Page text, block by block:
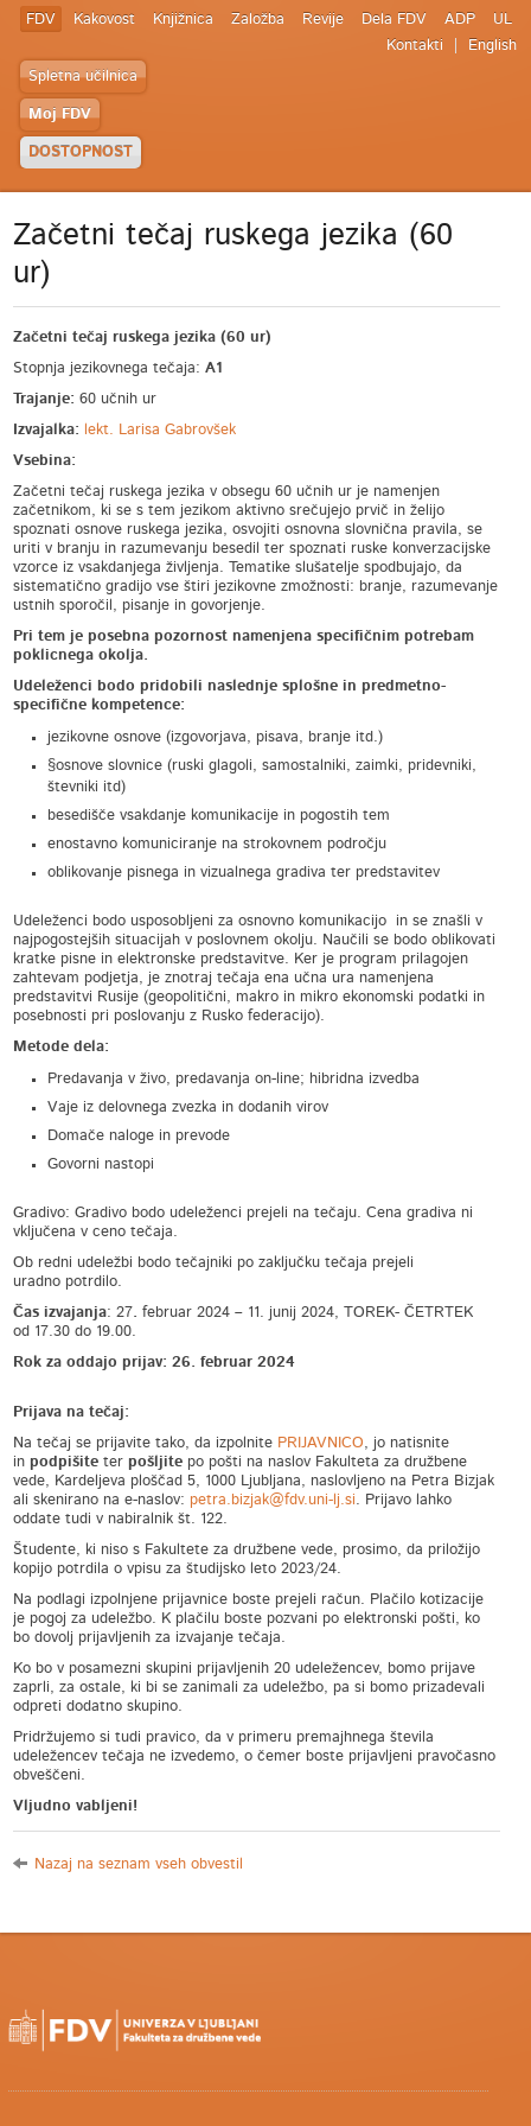
FDV Kakovost Knjižnica Založba Revije Dela FDV ADP
UL
Kontakti
English
Spletna učilnica
Moj FDV
DOSTOPNOST
Začetni tečaj ruskega jezika (60
ur)
Začetni tečaj ruskega jezika (60 ur)
Stopnja jezikovnega tečaja:A1
Trajanje: 60 učnih ur
Izvajalka:
lekt. Larisa Gabrovšek
Vsebina:
Začetni tečaj ruskega jezika v obsegu 60 učnih ur je namenjen
začetnikom, ki se s tem jezikom aktivno srečujejo prvič in želijo
spoznati osnove ruskega jezika, osvojiti osnovna slovnična pravila, se
uriti v branju in razumevanju besedil ter spoznati ruske konverzacijske
vzorce iz vsakdanjega življenja. Tematike slušatelje spodbujajo, da
sistematično gradijo vse štiri jezikovne zmožnosti: branje, razumevanje
ustnih sporočil, pisanje in govorjenje.
Pri tem je posebna pozornost namenjena specifičnim potrebam
poklicnega okolja.
Udeleženci bodo pridobili naslednje splošne in predmetno-
specifične kompetence:
jezikovne osnove (izgovorjava, pisava, branje itd.)
§osnove slovnice (ruski glagoli, samostalniki, zaimki, pridevniki,
števniki itd)
besedišče vsakdanje komunikacije in pogostih tem
enostavno komuniciranje na strokovnem področju
oblikovanje pisnega in vizualnega gradiva ter predstavitev
Udeleženci bodo usposobljeni za osnovno komunikacijo in se znašli v
najpogostejših situacijah v poslovnem okolju. Naučili se bodo oblikovati
kratke pisne in elektronske predstavitve. Ker je program prilagojen
zahtevam podjetja, je znotraj tečaja ena učna ura namenjena
predstavitvi Rusije (geopolitični, makro in mikro ekonomski podatki in
posebnosti pri poslovanju z Rusko federacijo).
Metode dela:
Predavanja v živo, predavanja on-line; hibridna izvedba
Vaje iz delovnega zvezka in dodanih virov
Domače naloge in prevode
Govorni nastopi
Gradivo: Gradivo bodo udeleženci prejeli na tečaju. Cena gradiva ni
vključena v ceno tečaja.
Ob redni udeležbi bodo tečajniki po zaključku tečaja prejeli
uradno potrdilo.
Čas izvajanja: 27.februar 2024 – 11. junij 2024, TOREK- ČETRTEK
od 17.30 do 19.00.
Rok za oddajo prijav: 26. februar 2024
Prijava na tečaj:
Na tečaj se prijavite tako, da izpolnite PRIJAVNICO, jo natisnite
inpodpišite terpošljite po pošti na naslov Fakulteta za družbene
vede, Kardeljeva ploščad 5, 1000 Ljubljana, naslovljeno na Petra Bizjak
ali skenirano na e-naslov: petra.bizjak@fdv.uni-lj.si. Prijavo lahko
oddate tudi v nabiralnik št. 122.
Študente, ki niso s Fakultete za družbene vede, prosimo, da priložijo
kopijo potrdila o vpisu za študijsko leto 2023/24.
Na podlagi izpolnjene prijavnice boste prejeli račun. Plačilo kotizacije
je pogoj za udeležbo. K plačilu boste pozvani po elektronski pošti, ko
bo dovolj prijavljenih za izvajanje tečaja.
Ko bo v posamezni skupini prijavljenih 20 udeležencev, bomo prijave
zaprli, za ostale, ki bi se zanimali za udeležbo, pa si bomo prizadevali
odpreti dodatno skupino.
Pridržujemo si tudi pravico, da v primeru premajhnega števila
udeležencev tečaja ne izvedemo, o čemer boste prijavljeni pravočasno
obveščeni.
Vljudno vabljeni!
Nazaj na seznam vseh obvestil